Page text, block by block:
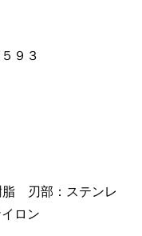
９３
脂 刃部：ステンレ
ロン